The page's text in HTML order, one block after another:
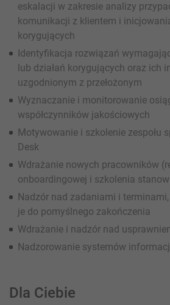
eskalacji w zakresie analizy
komunikacji z klientem i
korygujących
Identyfikacja rozwiązań
lub działań korygujących oraz ich
uzgodnionym z przełożonym
Wyznaczanie i monitorowanie
współczynników jakościowych
Motywowanie i szkolenie zespołu
Desk
Wdrażanie nowych pracowników
onboardingowej i szkolenia
Nadzór nad zadaniami i
je do pomyślnego zakończenia
Wdrażanie i nadzór nad
Nadzorowanie systemów
Dla Ciebie